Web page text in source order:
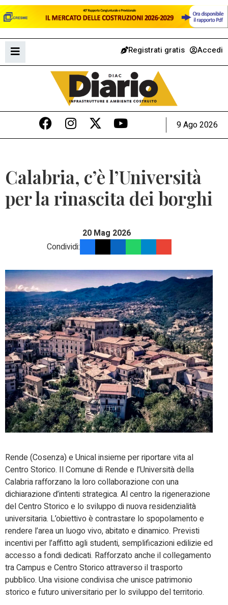
Registrati gratis Accedi
9 Ago 2026
Calabria, c’è l’Università
per la rinascita dei borghi
20 Mag 2026
Condividi:
Rende (Cosenza) e Unical insieme per riportare vita al
Centro Storico. Il Comune di Rende e l’Università della
Calabria rafforzano la loro collaborazione con una
dichiarazione d’intenti strategica. Al centro la rigenerazione
del Centro Storico e lo sviluppo di nuova residenzialità
universitaria. L’obiettivo è contrastare lo spopolamento e
rendere l’area un luogo vivo, abitato e dinamico. Previsti
incentivi per l’affitto agli studenti, semplificazioni edilizie ed
accesso a fondi dedicati. Rafforzato anche il collegamento
tra Campus e Centro Storico attraverso il trasporto
pubblico. Una visione condivisa che unisce patrimonio
storico e futuro universitario per lo sviluppo del territorio.